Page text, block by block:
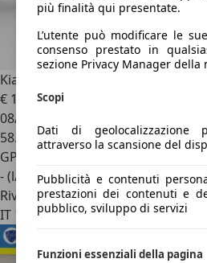
Kia Sportage
€ 19.900
08/2023
58.900 km
GPL
- (l/100 km)
Rivenditore
IT 10137Torino - To
più finalità qui presentate.
L’utente può modificare le
consenso prestato in
sezione Privacy Manager
Scopi
Dati di geolocalizzazione
attraverso la scansione del
Pubblicità e contenuti
prestazioni dei contenuti e
pubblico, sviluppo di servizi
Funzioni essenziali della pagina